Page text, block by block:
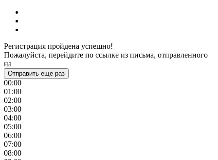
Регистрация пройдена успешно!
Пожалуйста, перейдите по ссылке из письма, отправленного
на
Отправить еще раз
00:00
01:00
02:00
03:00
04:00
05:00
06:00
07:00
08:00